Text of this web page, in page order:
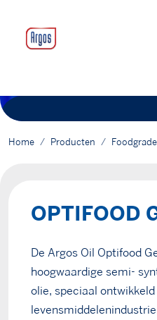
Home Producten Foodgrade
OPTIFOOD
De Argos Oil Optifood
hoogwaardige semi-
olie, speciaal ontwikkeld